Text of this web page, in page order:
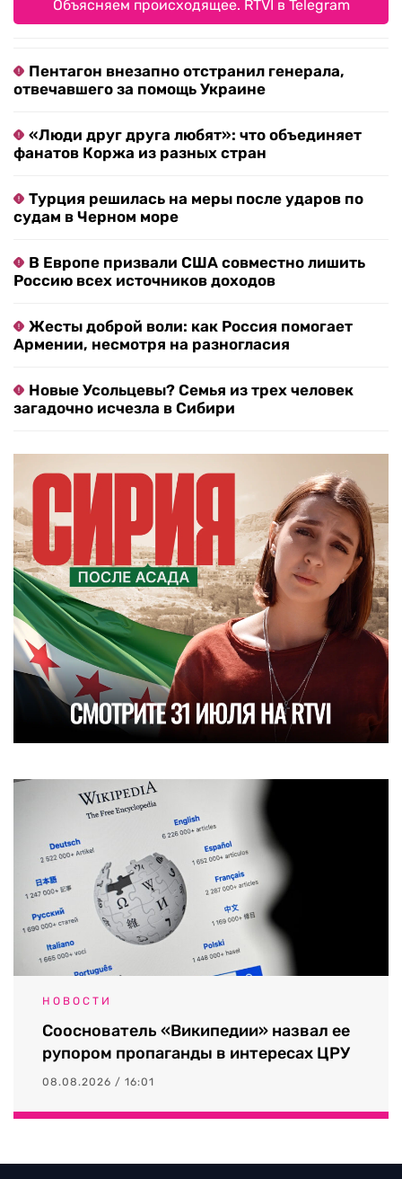
Объясняем происходящее. RTVI в Telegram
Пентагон внезапно отстранил генерала,
отвечавшего за помощь Украине
«Люди друг друга любят»: что объединяет
фанатов Коржа из разных стран
Турция решилась на меры после ударов по
судам в Черном море
В Европе призвали США совместно лишить
Россию всех источников доходов
Жесты доброй воли: как Россия помогает
Армении, несмотря на разногласия
Новые Усольцевы? Семья из трех человек
загадочно исчезла в Сибири
НОВОСТИ
Сооснователь «Википедии» назвал ее
рупором пропаганды в интересах ЦРУ
08.08.2026 / 16:01